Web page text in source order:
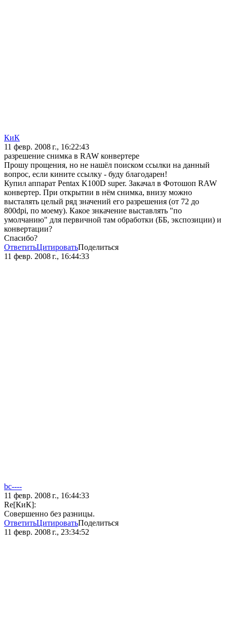
КиК
11 февр. 2008 г., 16:22:43
разрешение снимка в RAW конвертере
Прошу прощения, но не нашёл поиском ссылки на данный
вопрос, если кините ссылку - буду благодарен!
Купил аппарат Pentax K100D super. Закачал в Фотошоп RAW
конвертер. При открытии в нём снимка, внизу можно
высталять целый ряд значений его разрешения (от 72 до
800dpi, по моему). Какое знкачение выставлять "по
умолчанию" для первичной там обработки (ББ, экспозиции) и
конвертации?
Спасибо?
ОтветитьЦитироватьПоделиться
11 февр. 2008 г., 16:44:33
bc----
11 февр. 2008 г., 16:44:33
Re[КиК]:
Совершенно без разницы.
ОтветитьЦитироватьПоделиться
11 февр. 2008 г., 23:34:52